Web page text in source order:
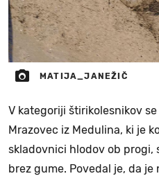
MATIJA_JANEŽIČ
V kategoriji štirikolesnikov
Mrazovec iz Medulina, ki je
skladovnici hlodov ob progi,
brez gume. Povedal je, da je